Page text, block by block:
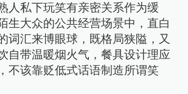
人私下玩笑有亲密关系作为缓
生大众的公共经营场景中，直白
词汇来博眼球，既格局狭隘，又
自带温暖烟火气，餐具设计理应
不该靠贬低式话语制造所谓笑